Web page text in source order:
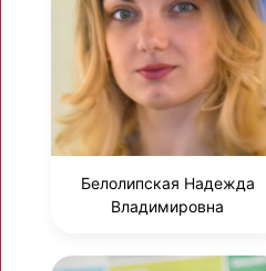
Белолипская Надежда
Владимировна